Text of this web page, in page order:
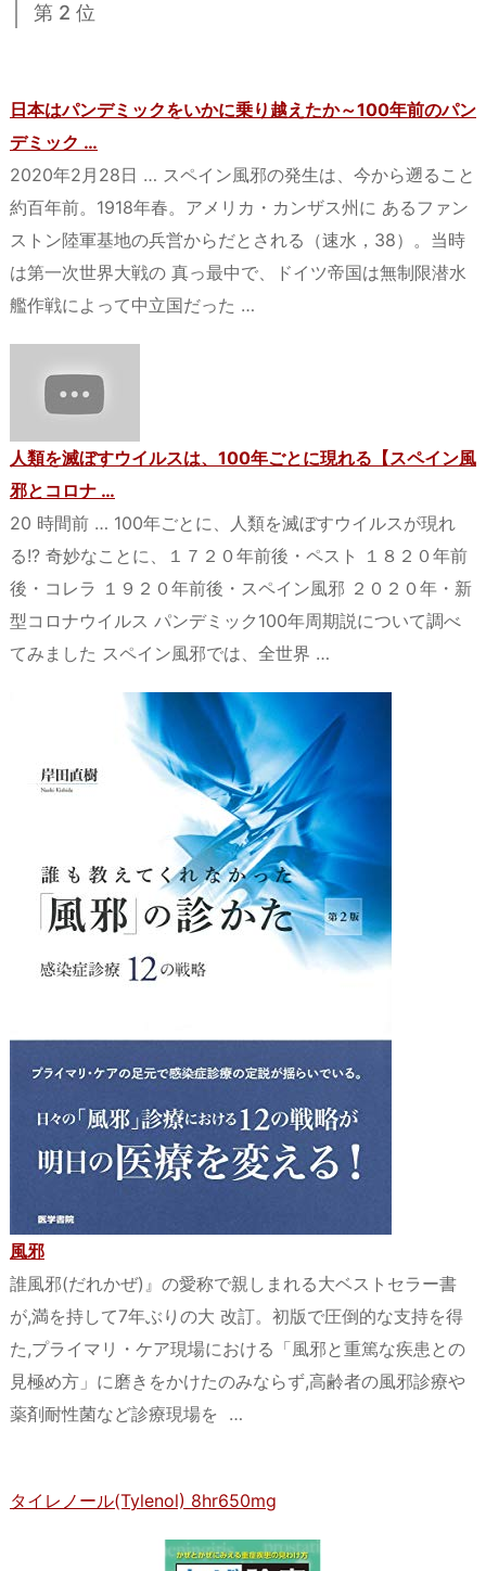
第 2 位
日本はパンデミックをいかに乗り越えたか～100年前のパン
デミック …
2020年2月28日 … スペイン風邪の発生は、今から遡ること
約百年前。1918年春。アメリカ・カンザス州に あるファン
ストン陸軍基地の兵営からだとされる（速水，38）。当時
は第一次世界大戦の 真っ最中で、ドイツ帝国は無制限潜水
艦作戦によって中立国だった …
人類を滅ぼすウイルスは、100年ごとに現れる【スペイン風
邪とコロナ …
20 時間前 … 100年ごとに、人類を滅ぼすウイルスが現れ
る!? 奇妙なことに、１７２０年前後・ペスト １８２０年前
後・コレラ １９２０年前後・スペイン風邪 ２０２０年・新
型コロナウイルス パンデミック100年周期説について調べ
てみました スペイン風邪では、全世界 …
風邪
誰風邪(だれかぜ)』の愛称で親しまれる大ベストセラー書
が,満を持して7年ぶりの大 改訂。初版で圧倒的な支持を得
た,プライマリ・ケア現場における「風邪と重篤な疾患との
見極め方」に磨きをかけたのみならず,高齢者の風邪診療や
薬剤耐性菌など診療現場を …
タイレノール(Tylenol) 8hr650mg